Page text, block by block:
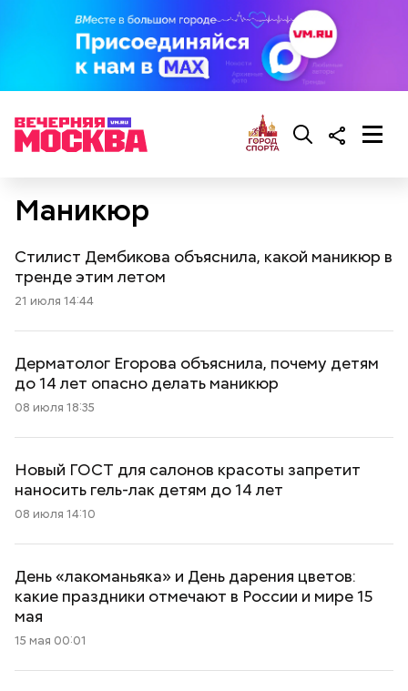
Маникюр
Стилист Дембикова объяснила, какой маникюр в
тренде этим летом
21 июля 14:44
Дерматолог Егорова объяснила, почему детям
до 14 лет опасно делать маникюр
08 июля 18:35
Новый ГОСТ для салонов красоты запретит
наносить гель-лак детям до 14 лет
08 июля 14:10
День «лакоманьяка» и День дарения цветов:
какие праздники отмечают в России и мире 15
мая
15 мая 00:01